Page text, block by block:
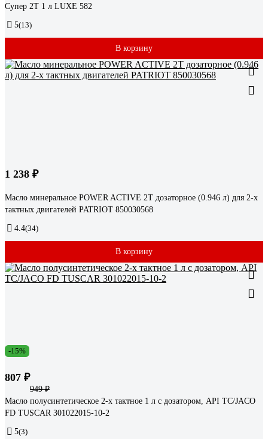
Супер 2Т 1 л LUXE 582
5(13)
В корзину
1 238 ₽
Масло минеральное POWER ACTIVE 2T дозаторное (0.946 л) для 2-х
тактных двигателей PATRIOT 850030568
4.4(34)
В корзину
-15%
807 ₽
949 ₽
Масло полусинтетическое 2-х тактное 1 л с дозатором, API TC/JACO
FD TUSCAR 301022015-10-2
5(3)